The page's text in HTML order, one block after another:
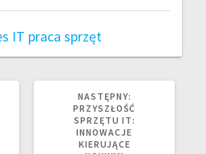
IT praca sprzęt
NASTĘPNY:
WPIS:
PRZYSZŁOŚĆ
SPRZĘTU IT:
INNOWACJE
KIERUJĄCE